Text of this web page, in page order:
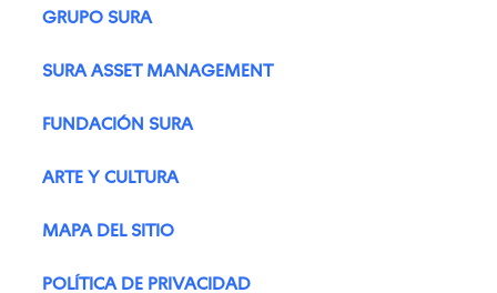
GRUPO SURA
SURA ASSET MANAGEMENT
FUNDACIÓN SURA
ARTE Y CULTURA
MAPA DEL SITIO
POLÍTICA DE PRIVACIDAD